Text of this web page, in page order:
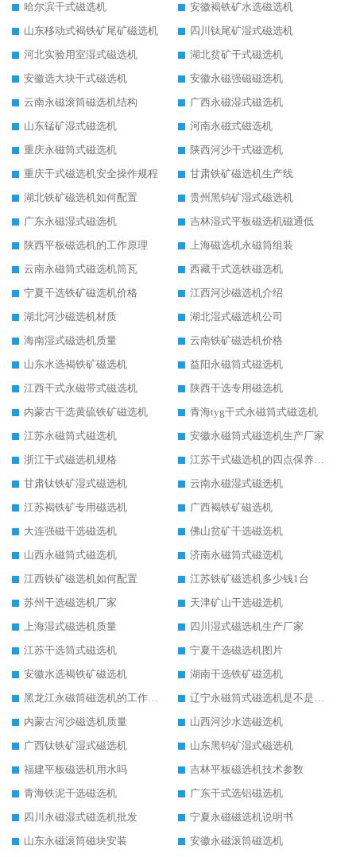
哈尔滨干式磁选机
安徽褐铁矿水选磁选机
山东移动式褐铁矿尾矿磁选机
四川钛尾矿湿式磁选机
河北实验用室湿式磁选机
湖北贫矿干式磁选机
安徽选大块干式磁选机
安徽永磁强磁磁选机
云南永磁滚筒磁选机结构
广西永磁湿式磁选机
山东锰矿湿式磁选机
河南永磁式磁选机
重庆永磁筒式磁选机
陕西河沙干式磁选机
重庆干式磁选机安全操作规程
甘肃铁矿磁选机生产线
湖北铁矿磁选机如何配置
贵州黑钨矿湿式磁选机
广东永磁湿式磁选机
吉林湿式平板磁选机磁通低
陕西平板磁选机的工作原理
上海磁选机永磁筒组装
云南永磁筒式磁选机筒瓦
西藏干式选铁磁选机
宁夏干选铁矿磁选机价格
江西河沙磁选机介绍
湖北河沙磁选机材质
湖北湿式磁选机公司
海南湿式磁选机质量
云南铁矿磁选机价格
山东水选褐铁矿磁选机
益阳永磁筒式磁选机
江西干式永磁带式磁选机
陕西干选专用磁选机
内蒙古干选黄硫铁矿磁选机
青海tyg干式永磁筒式磁选机
江苏永磁筒式磁选机
安徽永磁筒式磁选机生产厂家
浙江干式磁选机规格
江苏干式磁选机的四点保养秘籍
甘肃钛铁矿湿式磁选机
云南永磁湿式磁选机
江苏褐铁矿专用磁选机
广西褐铁矿磁选机
大连强磁干选磁选机
佛山贫矿干选磁选机
山西永磁筒式磁选机
济南永磁筒式磁选机
江西铁矿磁选机如何配置
江苏铁矿磁选机多少钱1台
苏州干选磁选机厂家
天津矿山干选磁选机
上海湿式磁选机质量
四川湿式磁选机生产厂家
江苏干选筒式磁选机
宁夏干选磁选机图片
安徽水选褐铁矿磁选机
湖南干选铁矿磁选机
黑龙江永磁筒磁选机的工作原理
辽宁永磁筒式磁选机是不是强磁
内蒙古河沙磁选机质量
山西河沙水选磁选机
广西钛铁矿湿式磁选机
山东黑钨矿湿式磁选机
福建平板磁选机用水吗
吉林平板磁选机技术参数
青海铁泥干选磁选机
广东干式选铝磁选机
四川永磁湿式磁选机批发
宁夏永磁磁选机说明书
山东永磁滚筒磁块安装
安徽永磁滚筒磁选机